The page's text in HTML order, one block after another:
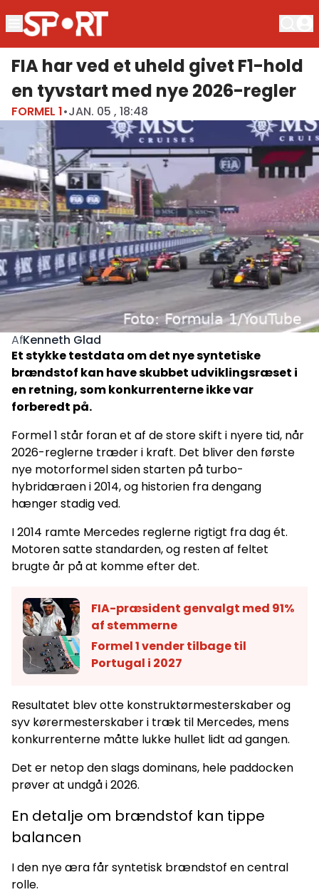
FIA har ved et uheld givet F1-hold
en tyvstart med nye 2026-regler
FORMEL 1•JAN. 05 , 18:48
AfKenneth Glad
Et stykke testdata om det nye syntetiske
brændstof kan have skubbet udviklingsræset i
en retning, som konkurrenterne ikke var
forberedt på.
Formel 1 står foran et af de store skift i nyere tid, når
2026-reglerne træder i kraft. Det bliver den første
nye motorformel siden starten på turbo-
hybridæraen i 2014, og historien fra dengang
hænger stadig ved.
I 2014 ramte Mercedes reglerne rigtigt fra dag ét.
Motoren satte standarden, og resten af feltet
brugte år på at komme efter det.
FIA-præsident genvalgt med 91%
af stemmerne
Formel 1 vender tilbage til
Portugal i 2027
Resultatet blev otte konstruktørmesterskaber og
syv kørermesterskaber i træk til Mercedes, mens
konkurrenterne måtte lukke hullet lidt ad gangen.
Det er netop den slags dominans, hele paddocken
prøver at undgå i 2026.
En detalje om brændstof kan tippe
balancen
I den nye æra får syntetisk brændstof en central
rolle.